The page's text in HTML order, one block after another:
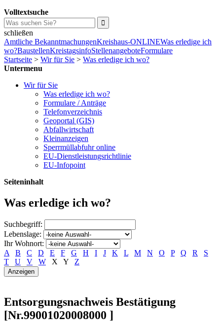
Volltextsuche
schließen
Amtliche BekanntmachungenKreishaus-ONLINEWas erledige ich
wo?BaustellenKreistagsinfoStellenangeboteFormulare
Startseite > Wir für Sie > Was erledige ich wo?
Untermenu
Wir für Sie
Was erledige ich wo?
Formulare / Anträge
Telefonverzeichnis
Geoportal (GIS)
Abfallwirtschaft
Kleinanzeigen
Sperrmüllabfuhr online
EU-Dienstleistungsrichtlinie
EU-Infopoint
Seiteninhalt
Was erledige ich wo?
Suchbegriff:
Lebenslage:
Ihr Wohnort:
A
B C D E F G H I J K L M N O P Q R
S
T
U V W X Y Z
Entsorgungsnachweis Bestätigung
[Nr.99001020008000 ]